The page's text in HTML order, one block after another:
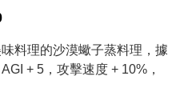
料理的沙漠蠍子蒸料理，據
+ 5，攻擊速度 + 10%，